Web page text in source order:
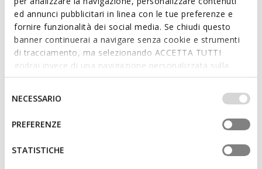
ed annunci pubblicitari in linea con le tue preferenze e
fornire funzionalità dei social media. Se chiudi questo
banner continuerai a navigare senza cookie e strumenti
di tracciamento, ma selezionando ACCETTA TUTTI
godrai invece di una navigazione personalizzata sulla
base dei tuoi gusti ed interessi. Selezionando
IMPOSTAZIONI potrai anche scegliere quali cookies ed
altri strumenti di tracciamento autorizzare. Per maggiori
informazioni o per modificare in qualsiasi momento le
tue impostazioni, visita la nostra
del
consenso
NECESSARIO
PREFERENZE
STATISTICHE
Dimensões: H: 32 cm, L: 40 cm, W: 15 cm
Detalhes externos: 3 bolso externo
Detalhes internos: 2 bolso interno
Com pega
Fecho com fecho de correr
Acessórios metálicos cor dourado claro